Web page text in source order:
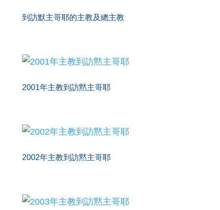
到訪默主哥耶的主教及總主教
2001年主教到訪黙主哥耶
2002年主教到訪黙主哥耶